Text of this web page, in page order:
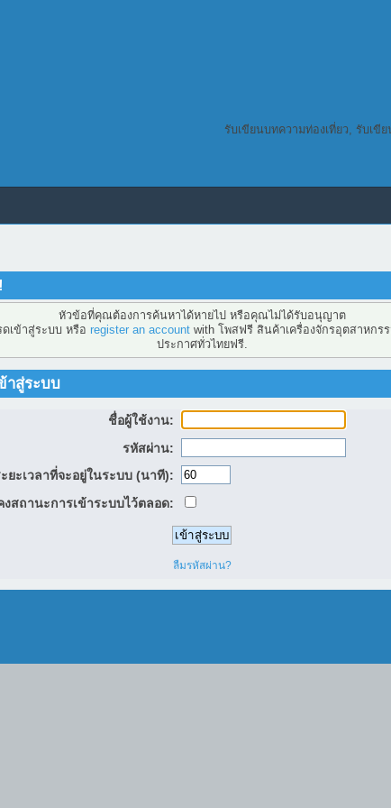
รับเขียนบทความท่องเที่ยว, รับเ
หัวข้อที่คุณต้องการค้นหาได้หายไป หรือคุณไม่ได้รับอนุญาต
ดเข้าสู่ระบบ หรือ register an accountwith โพสฟรี สินค้าเครื่องจักรอุตสาหกร
ประกาศทั่วไทยฟรี.
าสู่ระบบ
ชื่อผู้ใช้งาน:
รหัสผ่าน:
ยะเวลาที่จะอยู่ในระบบ (นาที):
งสถานะการเข้าระบบไว้ตลอด:
ลืมรหัสผ่าน?